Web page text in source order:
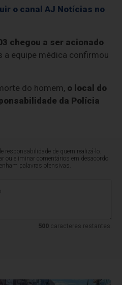
o canal AJ Notícias no
chegou a ser acionado
a equipe médica confirmou
do homem, o local do
da Polícia
responsabilidade de quem realizá-lo.
ou eliminar comentários em desacordo
palavras ofensivas.
500caracteres restantes.